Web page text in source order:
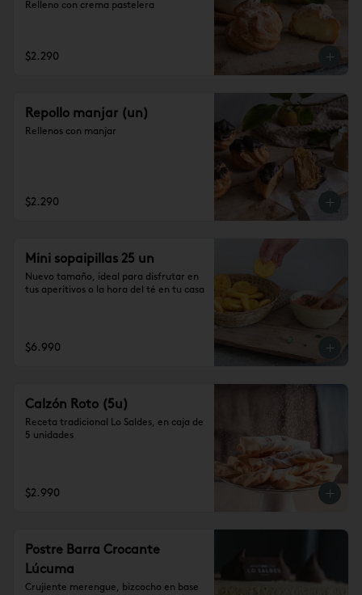
Relleno con crema pastelera
$2.290
Repollo manjar (un)
Rellenos con manjar
$2.290
Mini sopaipillas 25 un
Nuevo tamaño, ideal para disfrutar en
tus aperitivos o la hora del té en tu casa
$6.990
Calzón Roto (5u)
Receta tradicional Lo Saldes, en caja de
5 unidades
$2.990
Postre Barra Crocante
Lúcuma
Crujiente merengue, bizcocho en base